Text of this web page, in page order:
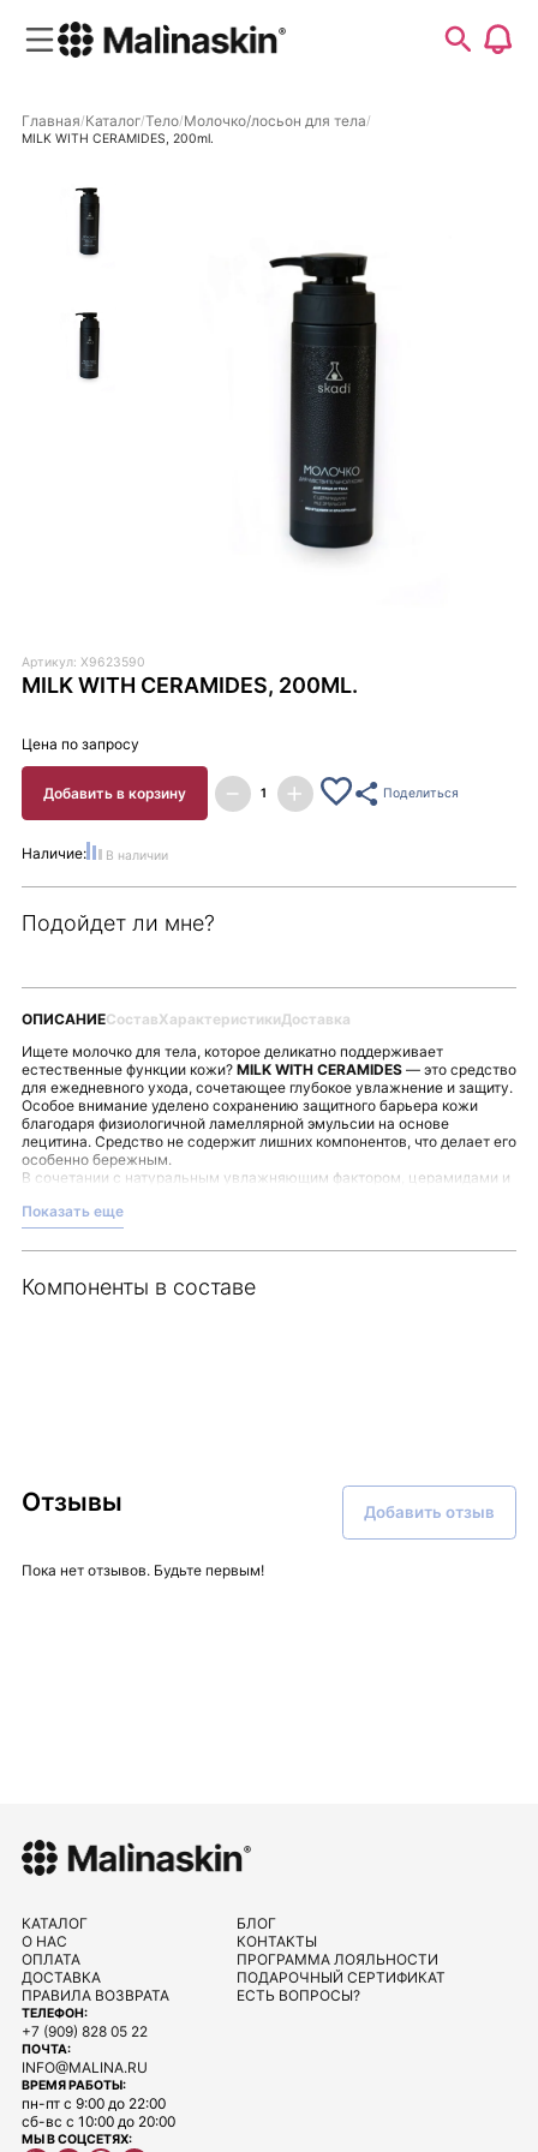
Главная Каталог Тело Молочко/лосьон для тела
MILK WITH CERAMIDES, 200ml.
Артикул: X9623590
MILK WITH CERAMIDES, 200ML.
Цена по запросу
Добавить в корзину Поделиться
Наличие: В наличии
Подойдет ли мне?
ОПИСАНИЕСоставХарактеристикиДоставка
Ищете молочко для тела, которое деликатно поддерживает
естественные функции кожи? MILK WITH CERAMIDES— это средство
для ежедневного ухода, сочетающее глубокое увлажнение и защиту.
Особое внимание уделено сохранению защитного барьера кожи
благодаря физиологичной ламеллярной эмульсии на основе
лецитина. Средство не содержит лишних компонентов, что делает его
особенно бережным.
В сочетании с натуральным увлажняющим фактором, церамидами и
увлажнённости даже при сухом воздухе.
Для удобства использования рекомендуется наносить молочко на
очищенную кожу тела.
Глубокое увлажнениеблагодаря комплексному составу
Показать еще
Компоненты в составе
Отзывы Добавить отзыв
Пока нет отзывов. Будьте первым!
ТЕЛЕФОН:
+7 (909) 828 05 22
ПОЧТА:
INFO@MALINA.RU
ВРЕМЯ РАБОТЫ:
пн-пт с 9:00 до 22:00
сб-вс с 10:00 до 20:00
МЫ В СОЦСЕТЯХ:
КАТАЛОГ
О НАС
ОПЛАТА
ДОСТАВКА
ПРАВИЛА ВОЗВРАТА
БЛОГ
КОНТАКТЫ
ПРОГРАММА ЛОЯЛЬНОСТИ
ПОДАРОЧНЫЙ СЕРТИФИКАТ
ЕСТЬ ВОПРОСЫ?